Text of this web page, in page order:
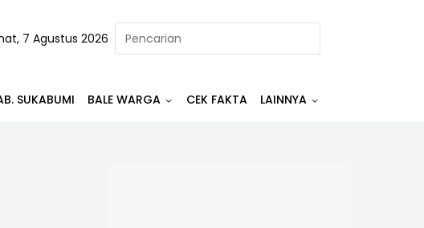
7 Agustus 2026
SUKABUMI BALE WARGA CEK FAKTA LAINNYA